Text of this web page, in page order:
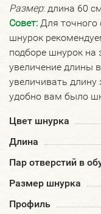
Размер: длина 60
Совет: Для точного
шнурок
подборе шнурок на
увеличение длины
увеличивать длину
удобно вам было
Цвет шнурка
Длина
Пар отверстий в
Размер шнурка
Профиль